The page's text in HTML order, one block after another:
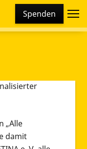
Spenden
Cookies und
Cookies und
„Alle
damit